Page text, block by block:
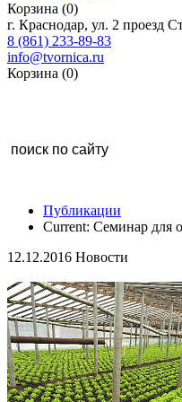
Корзина (0)
г. Краснодар, ул. 2 проезд
8 (861) 233-89-83
info@tvornica.ru
Корзина (0)
Публикации
Current: Семинар для
12.12.2016 Новости